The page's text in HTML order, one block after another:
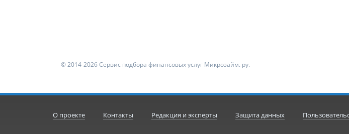
© 2014-2026 Сервис подбора финансовых услуг Микрозайм. ру.
О проекте Контакты Редакция и эксперты Защита данных